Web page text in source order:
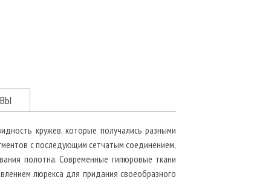
кружев, которые получались разными
с последующим сетчатым соединением,
полотна. Современные гипюровые ткани
люрекса для придания своеобразного